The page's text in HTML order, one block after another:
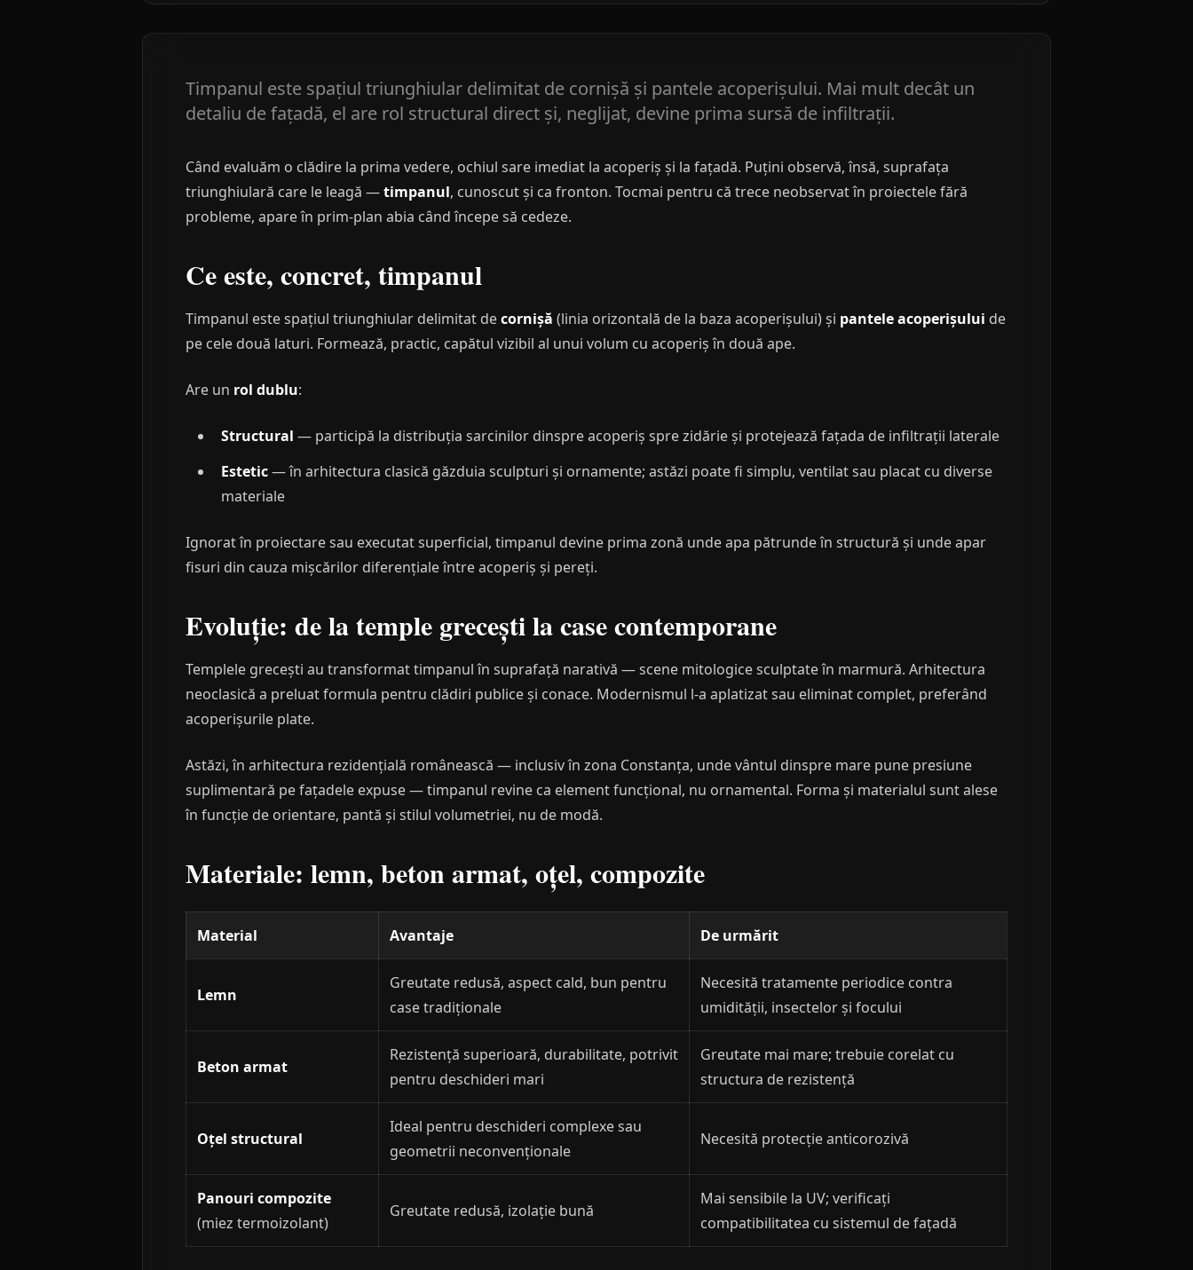
Timpanul este spațiul triunghiular delimitat de cornișă și pantele acoperișului. Mai mult decât un
detaliu de fațadă, el are rol structural direct și, neglijat, devine prima sursă de infiltrații.
Când evaluăm o clădire la prima vedere, ochiul sare imediat la acoperiș și la fațadă. Puțini observă, însă, suprafața
triunghiulară care le leagă —timpanul, cunoscut și ca fronton. Tocmai pentru că trece neobservat în proiectele fără
probleme, apare în prim-plan abia când începe să cedeze.
Ce este, concret, timpanul
Timpanul este spațiul triunghiular delimitat decornișă (linia orizontală de la baza acoperișului) și pantele acoperișului de
pe cele două laturi. Formează, practic, capătul vizibil al unui volum cu acoperiș în două ape.
Are un rol dublu:
Structural — participă la distribuția sarcinilor dinspre acoperiș spre zidărie și protejează fațada de infiltrații laterale
Estetic— în arhitectura clasică găzduia sculpturi și ornamente; astăzi poate fi simplu, ventilat sau placat cu diverse
materiale
Ignorat în proiectare sau executat superficial, timpanul devine prima zonă unde apa pătrunde în structură și unde apar
fisuri din cauza mișcărilor diferențiale între acoperiș și pereți.
Evoluție: de la temple grecești la case contemporane
Templele grecești au transformat timpanul în suprafață narativă — scene mitologice sculptate în marmură. Arhitectura
neoclasică a preluat formula pentru clădiri publice și conace. Modernismul l-a aplatizat sau eliminat complet, preferând
acoperișurile plate.
Astăzi, în arhitectura rezidențială românească — inclusiv în zona Constanța, unde vântul dinspre mare pune presiune
suplimentară pe fațadele expuse — timpanul revine ca element funcțional, nu ornamental. Forma și materialul sunt alese
în funcție de orientare, pantă și stilul volumetriei, nu de modă.
Materiale: lemn, beton armat, oțel, compozite
Material Avantaje De urmărit
Lemn
Greutate redusă, aspect cald, bun pentru
case tradiționale
Necesită tratamente periodice contra
umidității, insectelor și focului
Beton armat
Rezistență superioară, durabilitate, potrivit
pentru deschideri mari
Greutate mai mare; trebuie corelat cu
structura de rezistență
Oțel structural
Ideal pentru deschideri complexe sau
geometrii neconvenționale
Necesită protecție anticorozivă
Panouri compozite
(miez termoizolant)
Greutate redusă, izolație bună
Mai sensibile la UV; verificați
compatibilitatea cu sistemul de fațadă